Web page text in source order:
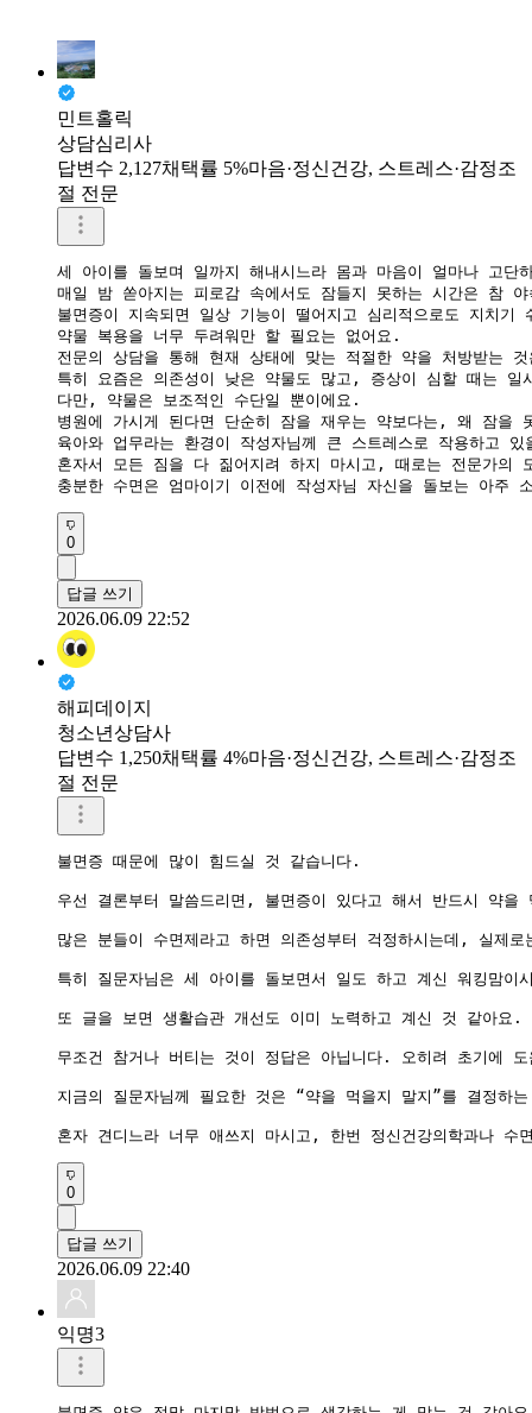
민트홀릭
상담심리사
답변수 2,127채택률 5%마음·정신건강, 스트레스·감정조
절 전문
세 아이를 돌보며 일까지 해내시느라 몸과 마음이 얼마나 고단
매일 밤 쏟아지는 피로감 속에서도 잠들지 못하는 시간은 참
불면증이 지속되면 일상 기능이 떨어지고 심리적으로도 지치기
​약물 복용을 너무 두려워만 할 필요는 없어요.
전문의 상담을 통해 현재 상태에 맞는 적절한 약을 처방받는
특히 요즘은 의존성이 낮은 약물도 많고, 증상이 심할 때는
​다만, 약물은 보조적인 수단일 뿐이에요.
병원에 가시게 된다면 단순히 잠을 재우는 약보다는, 왜 잠을
육아와 업무라는 환경이 작성자님께 큰 스트레스로 작용하고
혼자서 모든 짐을 다 짊어지려 하지 마시고, 때로는 전문가의
충분한 수면은 엄마이기 이전에 작성자님 자신을 돌보는 아주
0
답글 쓰기
2026.06.09 22:52
해피데이지
청소년상담사
답변수 1,250채택률 4%마음·정신건강, 스트레스·감정조
절 전문
불면증 때문에 많이 힘드실 것 같습니다.
우선 결론부터 말씀드리면, 불면증이 있다고 해서 반드시 약
많은 분들이 수면제라고 하면 의존성부터 걱정하시는데, 실제
특히 질문자님은 세 아이를 돌보면서 일도 하고 계신 워킹맘
또 글을 보면 생활습관 개선도 이미 노력하고 계신 것 같아요
무조건 참거나 버티는 것이 정답은 아닙니다. 오히려 초기에
지금의 질문자님께 필요한 것은 “약을 먹을지 말지”를 결정
혼자 견디느라 너무 애쓰지 마시고, 한번 정신건강의학과나
0
답글 쓰기
2026.06.09 22:40
익명3